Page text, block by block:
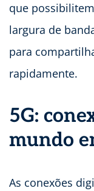
que
largura de
para
rapidamente.
5G:
mundo
As conexões